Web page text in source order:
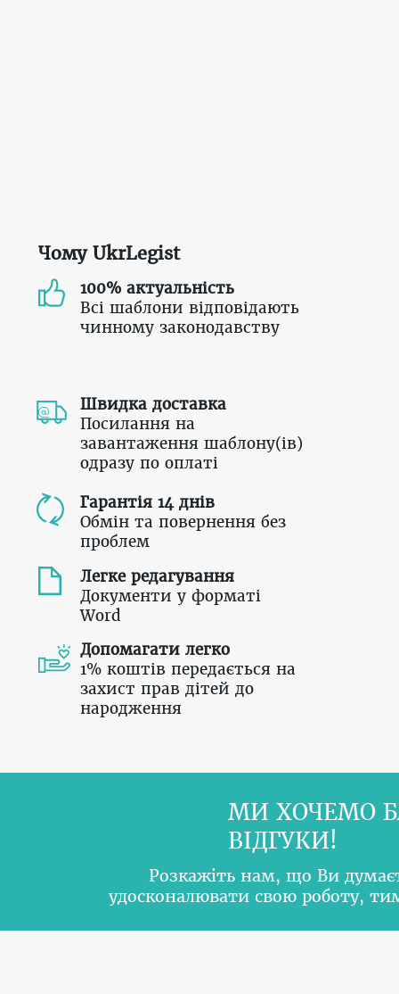
Чому UkrLegist
100% актуальність
Всі шаблони відповідають
чинному законодавству
Швидка доставка
Посилання на
завантаження шаблону(ів)
одразу по оплаті
Гарантія 14 днів
Обмін та повернення без
проблем
Легке редагування
Документи у форматі
Word
Допомагати легко
1% коштів передається на
захист прав дітей до
народження
МИ ХОЧЕМО
ВІДГУКИ!
Розкажіть нам, що Ви
удосконалювати свою роботу,